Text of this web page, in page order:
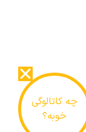
چه کاتالوگی
خوبه؟